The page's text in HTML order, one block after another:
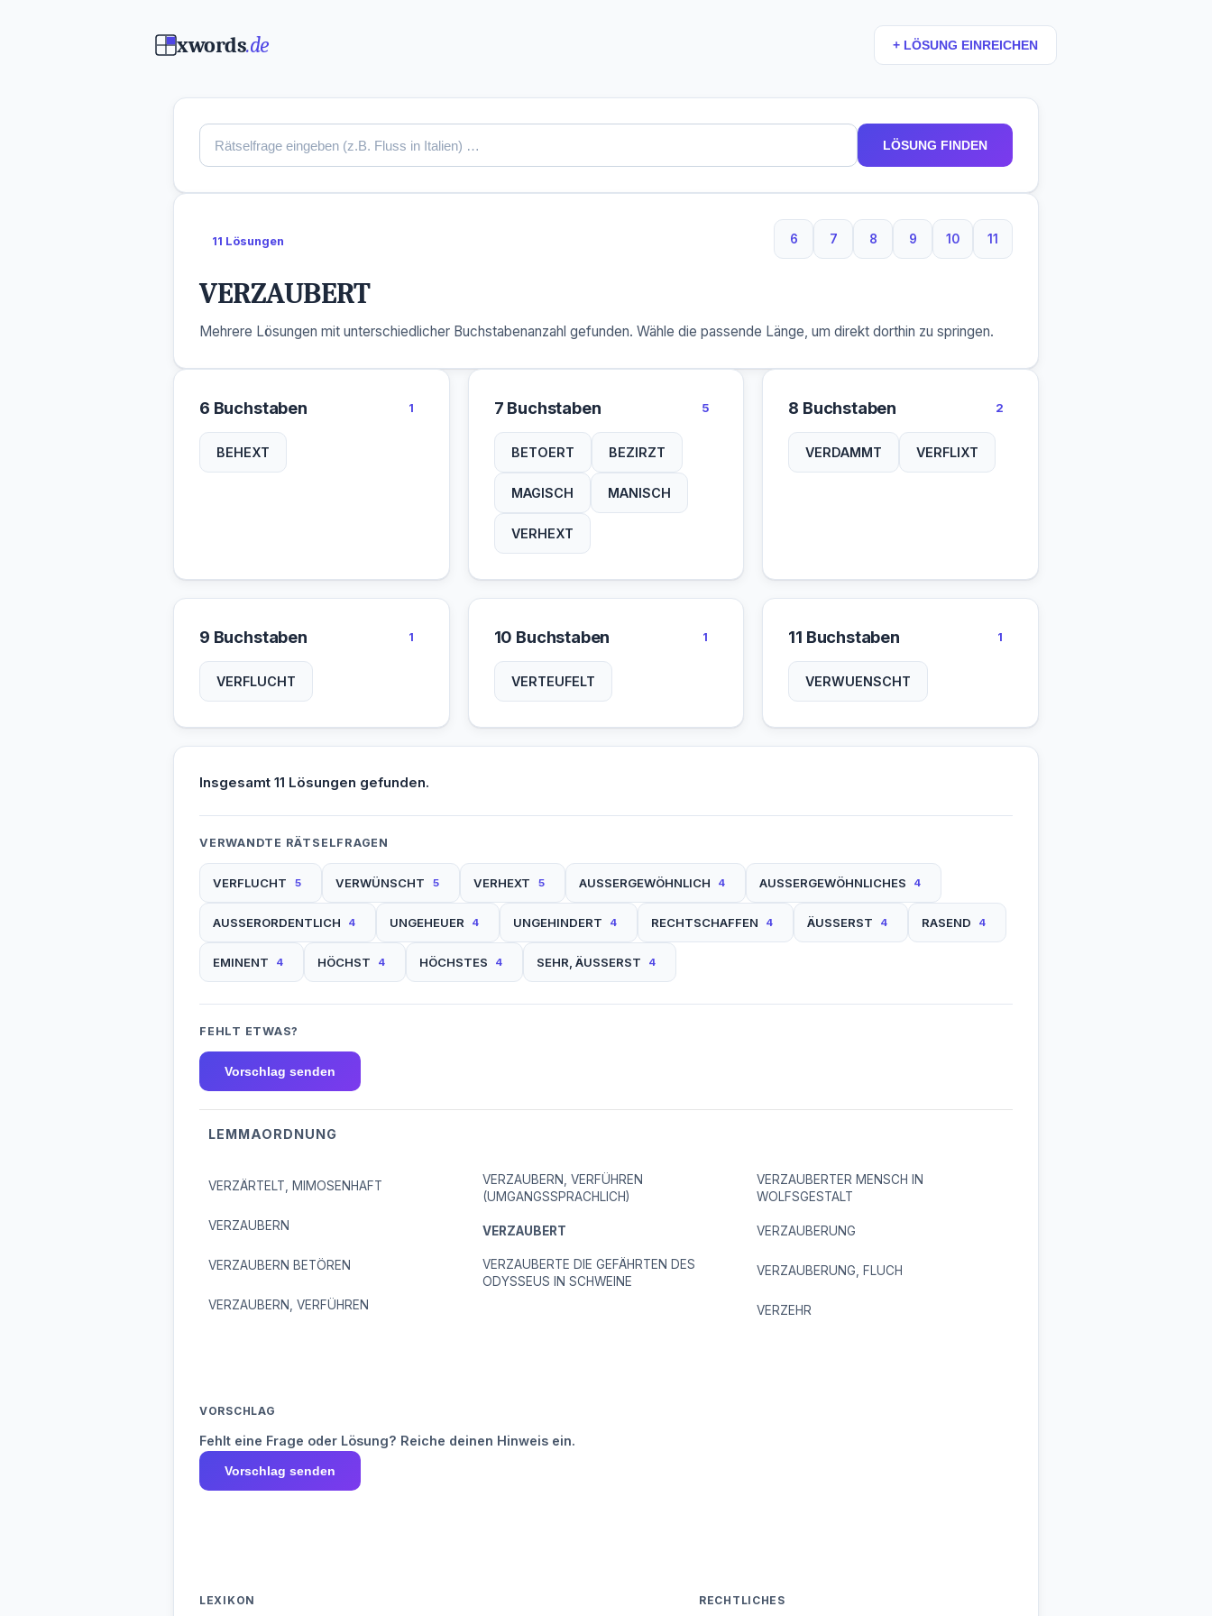
xwords.de + LÖSUNG EINREICHEN
LÖSUNG FINDEN
11 Lösungen 6
6 Buchstaben
7
7 Buchstaben
8
8 Buchstaben
9
9 Buchstaben
10
10 Buchstaben
11
11 Buchstaben
VERZAUBERT
Mehrere Lösungen mit unterschiedlicher Buchstabenanzahl gefunden. Wähle die passende Länge, um direkt dorthin zu springen.
6 Buchstaben 1
BEHEXT
7 Buchstaben 5
BETOERT BEZIRZT
MAGISCH MANISCH
VERHEXT
8 Buchstaben 2
VERDAMMT VERFLIXT
9 Buchstaben 1
VERFLUCHT
10 Buchstaben 1
VERTEUFELT
11 Buchstaben 1
VERWUENSCHT
Insgesamt 11 Lösungen gefunden.
VERWANDTE RÄTSELFRAGEN
VERFLUCHT 5 VERWÜNSCHT 5 VERHEXT 5 AUSSERGEWÖHNLICH 4 AUSSERGEWÖHNLICHES 4
AUSSERORDENTLICH 4 UNGEHEUER 4 UNGEHINDERT 4 RECHTSCHAFFEN 4 ÄUSSERST 4 RASEND 4
EMINENT 4 HÖCHST 4 HÖCHSTES 4 SEHR, ÄUSSERST 4
FEHLT ETWAS?
Vorschlag senden
LEMMAORDNUNG
VERZÄRTELT, MIMOSENHAFT
VERZAUBERN
VERZAUBERN BETÖREN
VERZAUBERN, VERFÜHREN
VERZAUBERN, VERFÜHREN
(UMGANGSSPRACHLICH)
VERZAUBERT
VERZAUBERTE DIE GEFÄHRTEN DES
ODYSSEUS IN SCHWEINE
VERZAUBERTER MENSCH IN
WOLFSGESTALT
VERZAUBERUNG
VERZAUBERUNG, FLUCH
VERZEHR
VORSCHLAG
Fehlt eine Frage oder Lösung? Reiche deinen Hinweis ein.
Vorschlag senden
LEXIKON RECHTLICHES